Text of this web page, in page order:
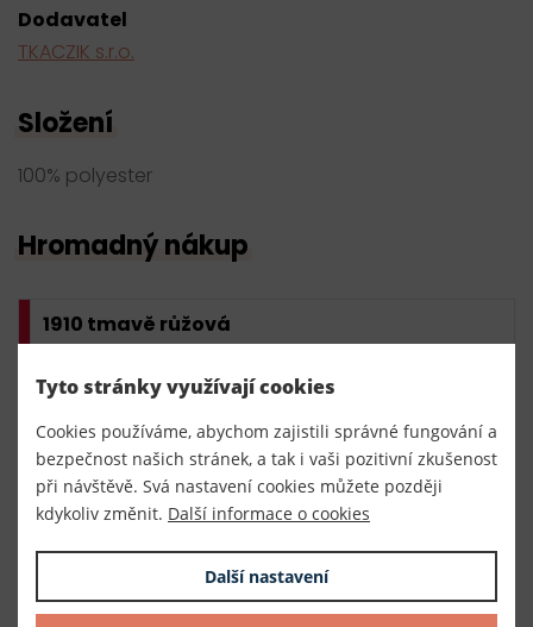
Dodavatel
TKACZIK s.r.o.
Složení
100% polyester
Hromadný nákup
1910 tmavě růžová
3 ks 31,20 Kč s DPH / ks
bal. 0,00 Kč s DPH
3 ks 31,20 Kč s DPH / ks
Tyto stránky využívají cookies
Cookies používáme, abychom zajistili správné fungování a
bezpečnost našich stránek, a tak i vaši pozitivní zkušenost
při návštěvě. Svá nastavení cookies můžete později
kdykoliv změnit. Další informace o cookies
Další nastavení